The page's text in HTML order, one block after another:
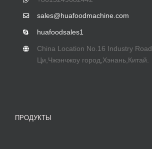
sales@huafoodmachine.com
huafoodsales1
China Location No.16 Industry Road
Ци,Чжэнчжоу город,Хэнань,Китай.
ПРОДУКТЫ